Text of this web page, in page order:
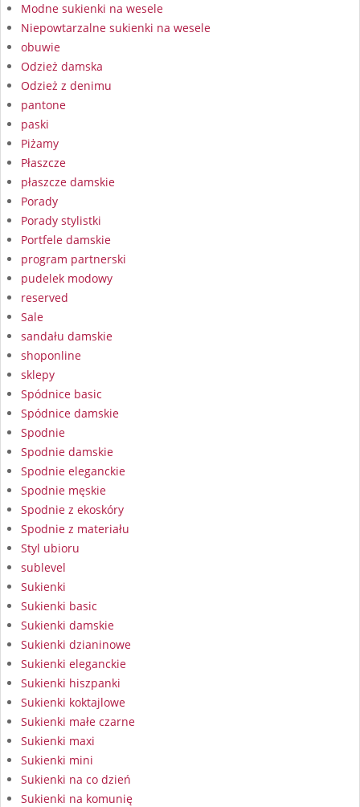
Modne sukienki na wesele
Niepowtarzalne sukienki na wesele
obuwie
Odzież damska
Odzież z denimu
pantone
paski
Piżamy
Płaszcze
płaszcze damskie
Porady
Porady stylistki
Portfele damskie
program partnerski
pudelek modowy
reserved
Sale
sandału damskie
shoponline
sklepy
Spódnice basic
Spódnice damskie
Spodnie
Spodnie damskie
Spodnie eleganckie
Spodnie męskie
Spodnie z ekoskóry
Spodnie z materiału
Styl ubioru
sublevel
Sukienki
Sukienki basic
Sukienki damskie
Sukienki dzianinowe
Sukienki eleganckie
Sukienki hiszpanki
Sukienki koktajlowe
Sukienki małe czarne
Sukienki maxi
Sukienki mini
Sukienki na co dzień
Sukienki na komunię